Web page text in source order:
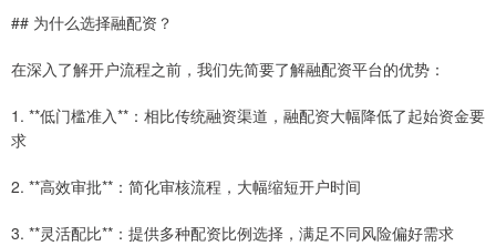
## 为什么选择融配资？
在深入了解开户流程之前，我们先简要了解融配资平台的优势：
1. **低门槛准入**：相比传统融资渠道，融配资大幅降低了起始资金要
求
2. **高效审批**：简化审核流程，大幅缩短开户时间
3. **灵活配比**：提供多种配资比例选择，满足不同风险偏好需求